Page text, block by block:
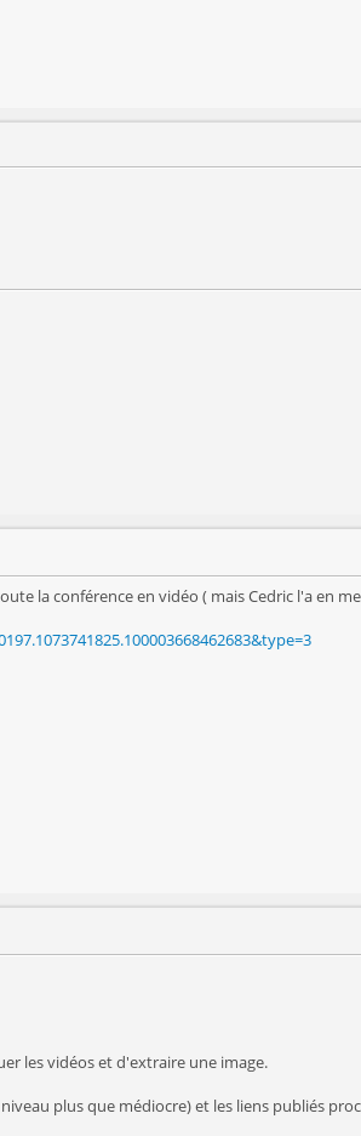
la conférence en vidéo ( mais Cedric l'a en
les vidéos et d'extraire une image.
plus que médiocre) et les liens publiés